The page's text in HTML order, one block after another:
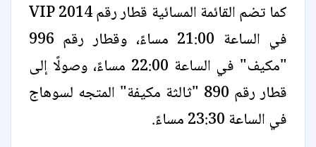
كما تضم القائمة المسائية قطار رقم 2014 VIP
في الساعة 21:00 مساءً، وقطار رقم 996
"مكيف" في الساعة 22:00 مساءً، وصولًا إلى
قطار رقم 890 "ثالثة مكيفة" المتجه لسوهاج
في الساعة 23:30 مساءً.